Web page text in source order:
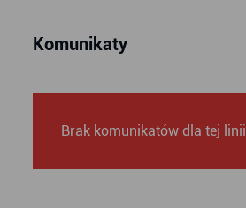
Komunikaty
Brak komunikatów dla tej linii